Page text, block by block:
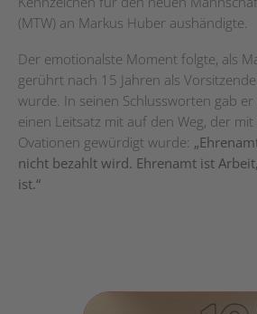
(MTW) an Markus Huber aushändigte.
Der emotionalste Moment folgte, als
gerührt nach 15 Jahren als
wurde. In seinen Schlussworten gab
einen Leitsatz mit auf den Weg, der
Ovationen gewürdigt wurde:
nicht bezahlt wird. Ehrenamt ist
ist.“